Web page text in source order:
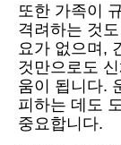
또한 가족이
격려하는 것
요가 없으며,
것만으로도
움이 됩니다.
피하는 데도
중요합니다.